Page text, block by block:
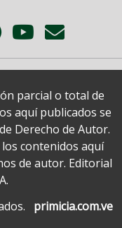
parcial o total de
aquí publicados se
Derecho de Autor.
contenidos aquí
de autor. Editorial
primicia.com.ve